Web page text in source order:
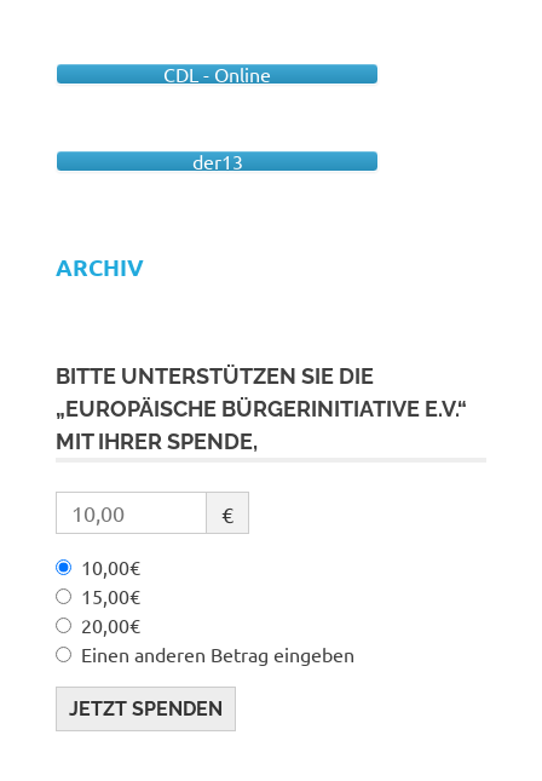
CDL - Online
der13
ARCHIV
BITTE UNTERSTÜTZEN SIE DIE
„EUROPÄISCHE BÜRGERINITIATIVE E.V.“
MIT IHRER SPENDE,
€
10,00€
15,00€
20,00€
Einen anderen Betrag eingeben
JETZT SPENDEN